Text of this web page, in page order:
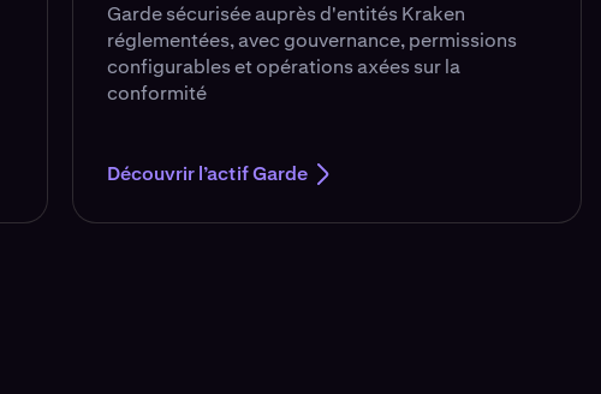
Garde sécurisée auprès d'entités Kraken
réglementées, avec gouvernance, permissions
configurables et opérations axées sur la
conformité
Découvrir l’actif Garde